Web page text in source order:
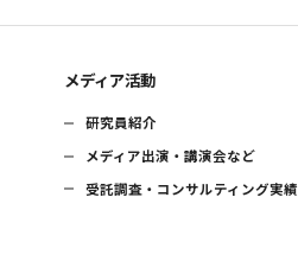
メディア活動
研究員紹介
メディア出演・講演会など
受託調査・コンサルティング実績